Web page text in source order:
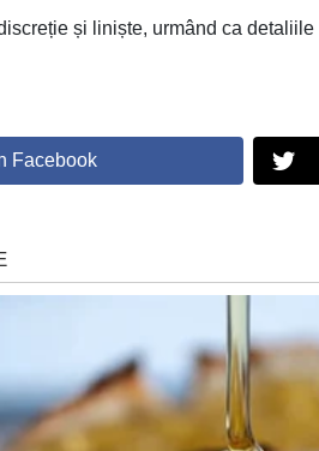
și liniște, urmând ca
Facebook